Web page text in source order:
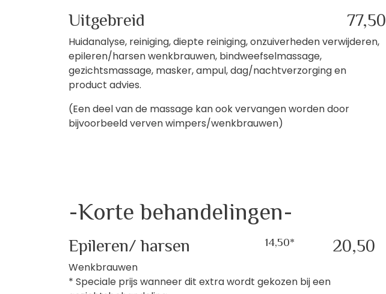
Uitgebreid 77,50
Huidanalyse, reiniging, diepte reiniging, onzuiverheden verwijderen,
epileren/harsen wenkbrauwen, bindweefselmassage,
gezichtsmassage, masker, ampul, dag/nachtverzorging en
product advies.
(Een deel van de massage kan ook vervangen worden door
bijvoorbeeld verven wimpers/wenkbrauwen)
-Korte behandelingen-
Epileren/ harsen 14,50* 20,50
Wenkbrauwen
* Speciale prijs wanneer dit extra wordt gekozen bij een